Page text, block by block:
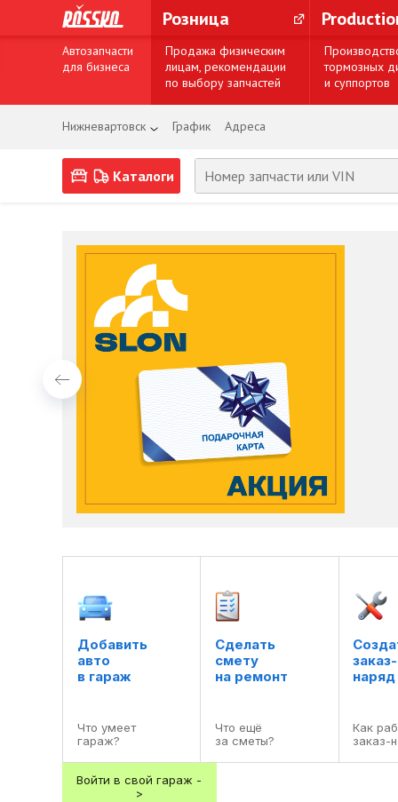
Розница
Автозапчасти
для бизнеса
Продажа физическим
лицам, рекомендации
по выбору запчастей
тормозных
и суппортов
Нижневартовск График Адреса
Каталоги
Добавить
авто
в гараж
Что умеет
гараж?
Сделать
смету
на ремонт
Что ещё
за сметы?
заказ-
наряд
Как
заказ-
Войти в свой гараж -
>